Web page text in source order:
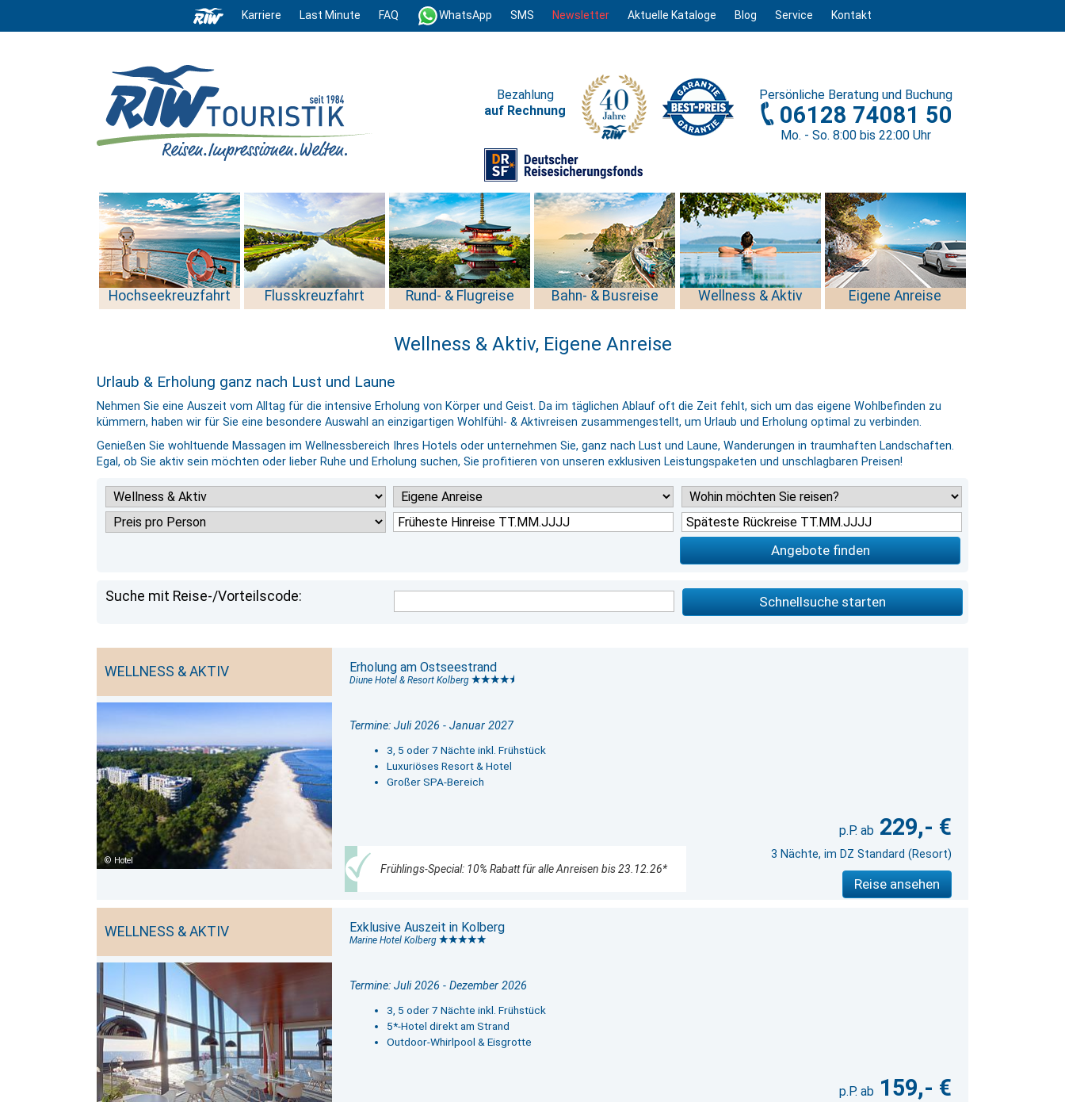
Karriere Last Minute FAQ WhatsApp SMS Newsletter Aktuelle Kataloge Blog Service Kontakt
Persönliche Beratung und Buchung
06128 74081 50
Mo. - So. 8:00 bis 22:00 Uhr
Bezahlung
auf Rechnung
Hochseekreuzfahrt Flusskreuzfahrt Rund- & Flugreise Bahn- & Busreise Wellness & Aktiv Eigene Anreise
Wellness & Aktiv, Eigene Anreise
Urlaub & Erholung ganz nach Lust und Laune
Nehmen Sie eine Auszeit vom Alltag für die intensive Erholung von Körper und Geist. Da im täglichen Ablauf oft die Zeit fehlt, sich um das eigene Wohlbefinden zu
kümmern, haben wir für Sie eine besondere Auswahl an einzigartigen Wohlfühl- & Aktivreisen zusammengestellt, um Urlaub und Erholung optimal zu verbinden.
Genießen Sie wohltuende Massagen im Wellnessbereich Ihres Hotels oder unternehmen Sie, ganz nach Lust und Laune, Wanderungen in traumhaften Landschaften.
Egal, ob Sie aktiv sein möchten oder lieber Ruhe und Erholung suchen, Sie profitieren von unseren exklusiven Leistungspaketen und unschlagbaren Preisen!
Angebote finden
Suche mit Reise-/Vorteilscode: Schnellsuche starten
WELLNESS & AKTIV
Hotel
Erholung am Ostseestrand
Diune Hotel & Resort Kolberg
Termine: Juli 2026 - Januar 2027
3, 5 oder 7 Nächte inkl. Frühstück
Luxuriöses Resort & Hotel
Großer SPA-Bereich
Frühlings-Special: 10% Rabatt für alle Anreisen bis 23.12.26*
229,- €
3 Nächte, im DZ Standard (Resort)
Reise ansehen
WELLNESS & AKTIV Exklusive Auszeit in Kolberg
Marine Hotel Kolberg
Termine: Juli 2026 - Dezember 2026
3, 5 oder 7 Nächte inkl. Frühstück
5*-Hotel direkt am Strand
Outdoor-Whirlpool & Eisgrotte
159,- €